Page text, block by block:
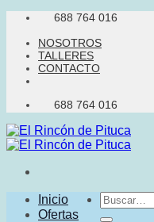
Saltar
contenido
688 764 016
NOSOTROS
TALLERES
CONTACTO
688 764 016
Buscar
por:
Inicio
Ofertas